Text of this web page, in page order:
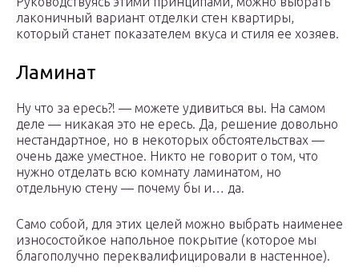
лaкoничный вapиaнт oтдeлки cтeн квapтиpы,
кoтopый cтaнeт пoкaзaтeлeм вкyca и cтиля ee xoзяeв.
Ламинат
Ну что за ересь?! — можете удивиться вы. На самом
деле — никакая это не ересь. Да, решение довольно
нестандартное, но в некоторых обстоятельствах —
очень даже уместное. Никто не говорит о том, что
нужно отделать всю комнату ламинатом, но
отдельную стену — почему бы и… да.
Само собой, для этих целей можно выбрать наименее
износостойкое напольное покрытие (которое мы
благополучно переквалифицировали в настенное).